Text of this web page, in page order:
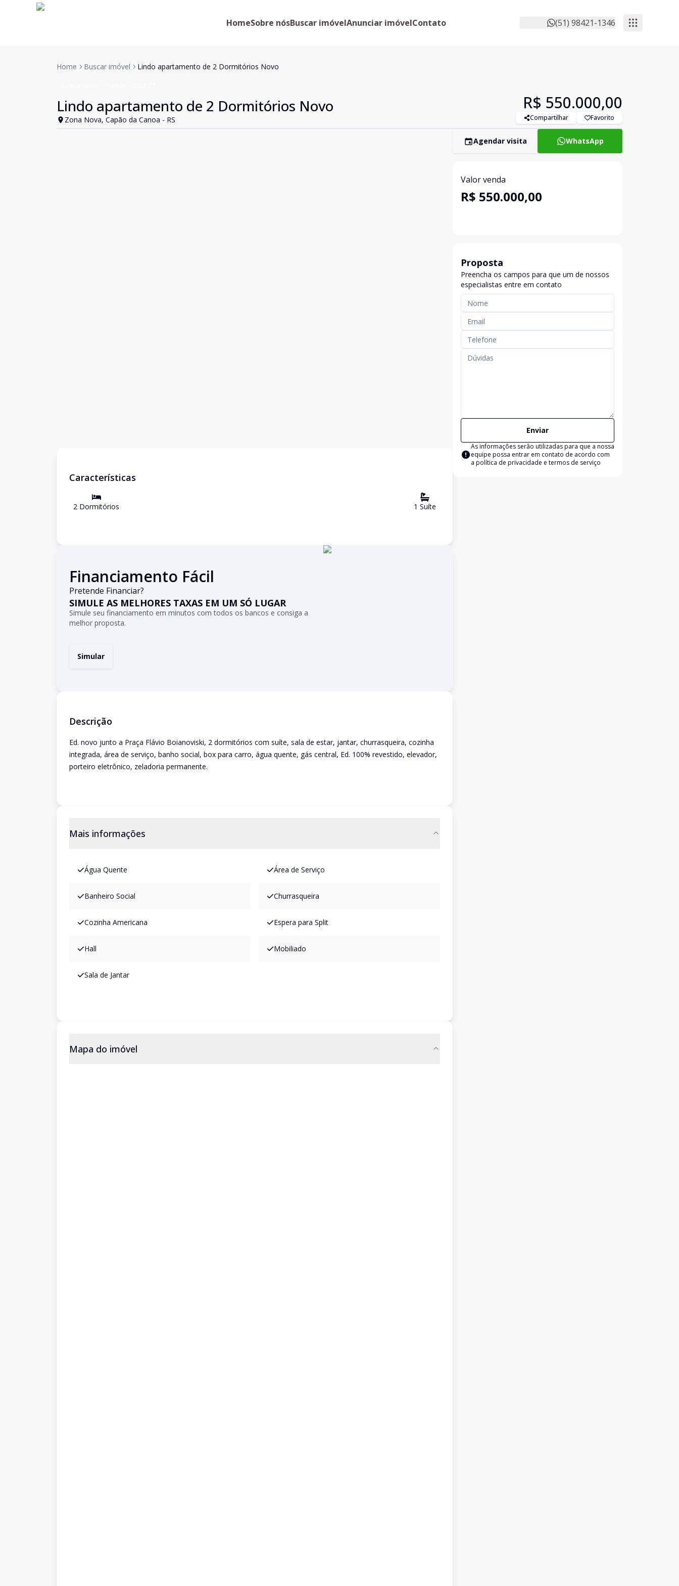
HomeSobre nósBuscar imóvelAnunciar imóvelContato (51) 98421-1346
Home Buscar imóvel Lindo apartamento de 2 Dormitórios Novo
Lindo apartamento de 2 Dormitórios Novo
Zona Nova, Capão da Canoa - RS
R$ 550.000,00
Compartilhar Favorito
Características
2 Dormitórios 1 Suíte
Financiamento Fácil
Pretende Financiar?
SIMULE AS MELHORES TAXAS EM UM SÓ LUGAR
Simule seu financiamento em minutos com todos os bancos e consiga a
melhor proposta.
Simular
Descrição
Ed. novo junto a Praça Flávio Boianoviski, 2 dormitórios com suíte, sala de estar, jantar, churrasqueira, cozinha
integrada, área de serviço, banho social, box para carro, água quente, gás central, Ed. 100% revestido, elevador,
porteiro eletrônico, zeladoria permanente.
Mais informações
Água Quente Área de Serviço
Banheiro Social Churrasqueira
Cozinha Americana Espera para Split
Hall Mobiliado
Sala de Jantar
Mapa do imóvel
Agendar visita WhatsApp
Valor venda
R$ 550.000,00
Proposta
Preencha os campos para que um de nossos
especialistas entre em contato
Enviar
As informações serão utilizadas para que a nossa
equipe possa entrar em contato de acordo com
a política de privacidade e termos de serviço